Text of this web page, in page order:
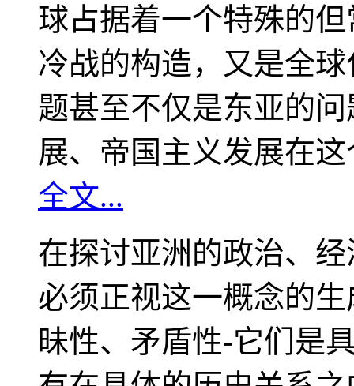
球占据着一个特殊的
冷战的构造，又是全
题甚至不仅是东亚的
展、帝国主义发展在
全文...
在探讨亚洲的政治、
必须正视这一概念的
昧性、矛盾性-它们是